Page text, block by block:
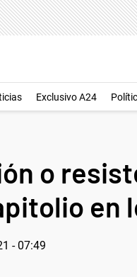
Exclusivo A24
o
en
- 07:49